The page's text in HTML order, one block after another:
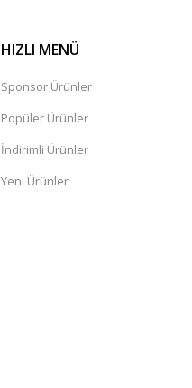
HIZLI MENÜ
Sponsor Ürünler
Popüler Ürünler
İndirimli Ürünler
Yeni Ürünler